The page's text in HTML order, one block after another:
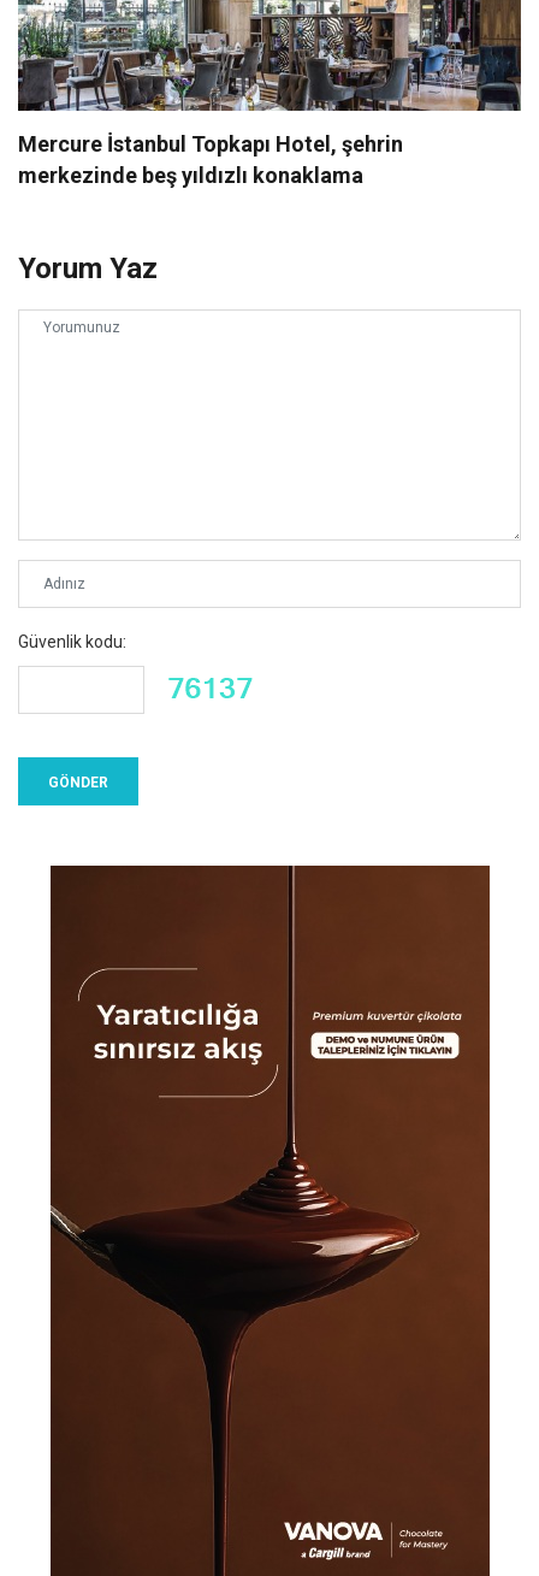
Mercure İstanbul Topkapı Hotel, şehrin
merkezinde beş yıldızlı konaklama
Yorum Yaz
Güvenlik kodu: